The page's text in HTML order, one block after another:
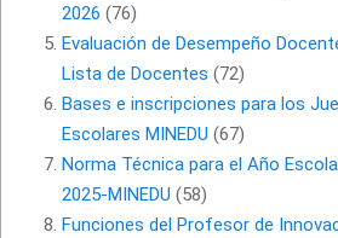
2026 (76)
Evaluación de Desempeño
Lista de Docentes (72)
Bases e inscripciones para los
Escolares MINEDU (67)
Norma Técnica para el Año
2025-MINEDU (58)
Funciones del Profesor de